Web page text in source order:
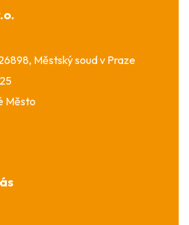
Městský soud v Praze
Město